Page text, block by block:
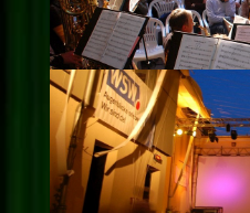
Impressum
Datenschutz